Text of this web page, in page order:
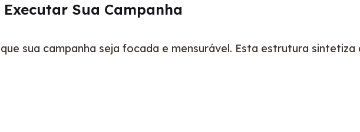
Sua Campanha
sua campanha seja focada e mensurável. Esta estrutura sintetiza